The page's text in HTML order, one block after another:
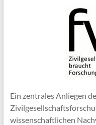
Ein zentrales Anliegen
wissenschaftlichen